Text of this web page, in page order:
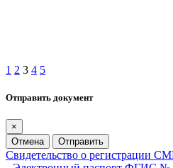
1 2 3 4 5
Отправить документ
×
Отмена
Отправить
Свидетельство о регистрации